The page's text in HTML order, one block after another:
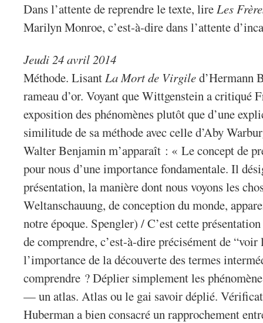
Dans l’attente de reprendre le texte, lireLes
Marilyn Monroe, c’est-à-dire dans l’attente
Jeudi 24 avril 2014
Méthode. LisantLa Mort de Virgiled’Hermann
rameau d’or. Voyant que Wittgenstein a critiqué
exposition des phénomènes plutôt que d’une
similitude de sa méthode avec celle d’Aby
Walter Benjamin m’apparaît : « Le concept de
pour nous d’une importance fondamentale. Il
présentation, la manière dont nous voyons les
Weltanschauung, de conception du monde,
notre époque. Spengler) / C’est cette
de comprendre, c’est-à-dire précisément de
l’importance de la découverte des termes
comprendre ? Déplier simplement les
— un atlas. Atlas ou le gai savoir déplié.
Huberman a bien consacré un rapprochement